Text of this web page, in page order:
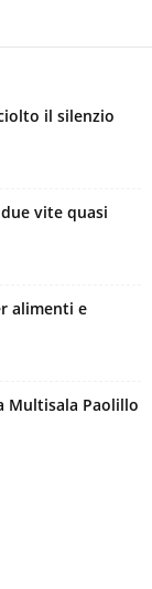
il silenzio
vite quasi
alimenti e
Multisala Paolillo